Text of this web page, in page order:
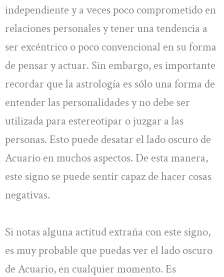
independiente y a veces poco comprometido en
relaciones personales y tener una tendencia a
ser excéntrico o poco convencional en su forma
de pensar y actuar. Sin embargo, es importante
recordar que la astrología es sólo una forma de
entender las personalidades y no debe ser
utilizada para estereotipar o juzgar a las
personas. Esto puede desatar el lado oscuro de
Acuario en muchos aspectos. De esta manera,
este signo se puede sentir capaz de hacer cosas
negativas.
Si notas alguna actitud extraña con este signo,
es muy probable que puedas ver el lado oscuro
de Acuario, en cualquier momento. Es